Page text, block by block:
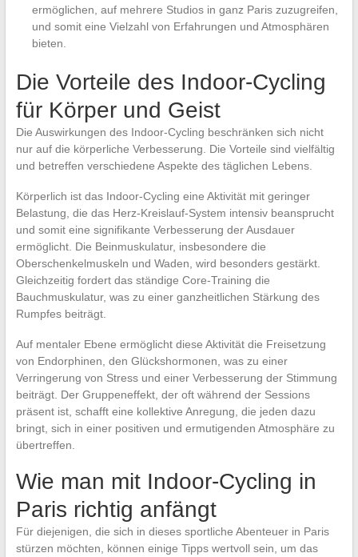
ermöglichen, auf mehrere Studios in ganz Paris zuzugreifen,
und somit eine Vielzahl von Erfahrungen und Atmosphären
bieten.
Die Vorteile des Indoor-Cycling
für Körper und Geist
Die Auswirkungen des Indoor-Cycling beschränken sich nicht
nur auf die körperliche Verbesserung. Die Vorteile sind vielfältig
und betreffen verschiedene Aspekte des täglichen Lebens.
Körperlich ist das Indoor-Cycling eine Aktivität mit geringer
Belastung, die das Herz-Kreislauf-System intensiv beansprucht
und somit eine signifikante Verbesserung der Ausdauer
ermöglicht. Die Beinmuskulatur, insbesondere die
Oberschenkelmuskeln und Waden, wird besonders gestärkt.
Gleichzeitig fordert das ständige Core-Training die
Bauchmuskulatur, was zu einer ganzheitlichen Stärkung des
Rumpfes beiträgt.
Auf mentaler Ebene ermöglicht diese Aktivität die Freisetzung
von Endorphinen, den Glückshormonen, was zu einer
Verringerung von Stress und einer Verbesserung der Stimmung
beiträgt. Der Gruppeneffekt, der oft während der Sessions
präsent ist, schafft eine kollektive Anregung, die jeden dazu
bringt, sich in einer positiven und ermutigenden Atmosphäre zu
übertreffen.
Wie man mit Indoor-Cycling in
Paris richtig anfängt
Für diejenigen, die sich in dieses sportliche Abenteuer in Paris
stürzen möchten, können einige Tipps wertvoll sein, um das